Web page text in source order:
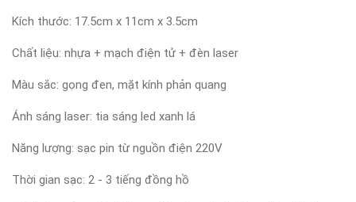
Kích thước: 17.5cm x 11cm x 3.5cm
Chất liệu: nhựa + mạch điện tử + đèn laser
Màu sắc: gọng đen, mặt kính phản quang
Ánh sáng laser: tia sáng led xanh lá
Năng lượng: sạc pin từ nguồn điện 220V
Thời gian sạc: 2 - 3 tiếng đồng hồ